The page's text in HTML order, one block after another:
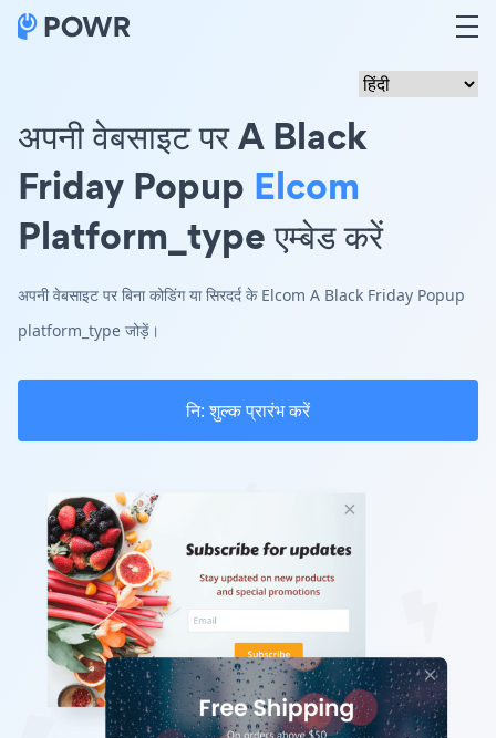
अपनी वेबसाइट पर A Black
Friday Popup Elcom
Platform_type एम्बेड करें
अपनी वेबसाइट पर बिना कोडिंग या सिरदर्द के Elcom A Black Friday Popup
platform_type जोड़ें।
नि: शुल्क प्रारंभ करें